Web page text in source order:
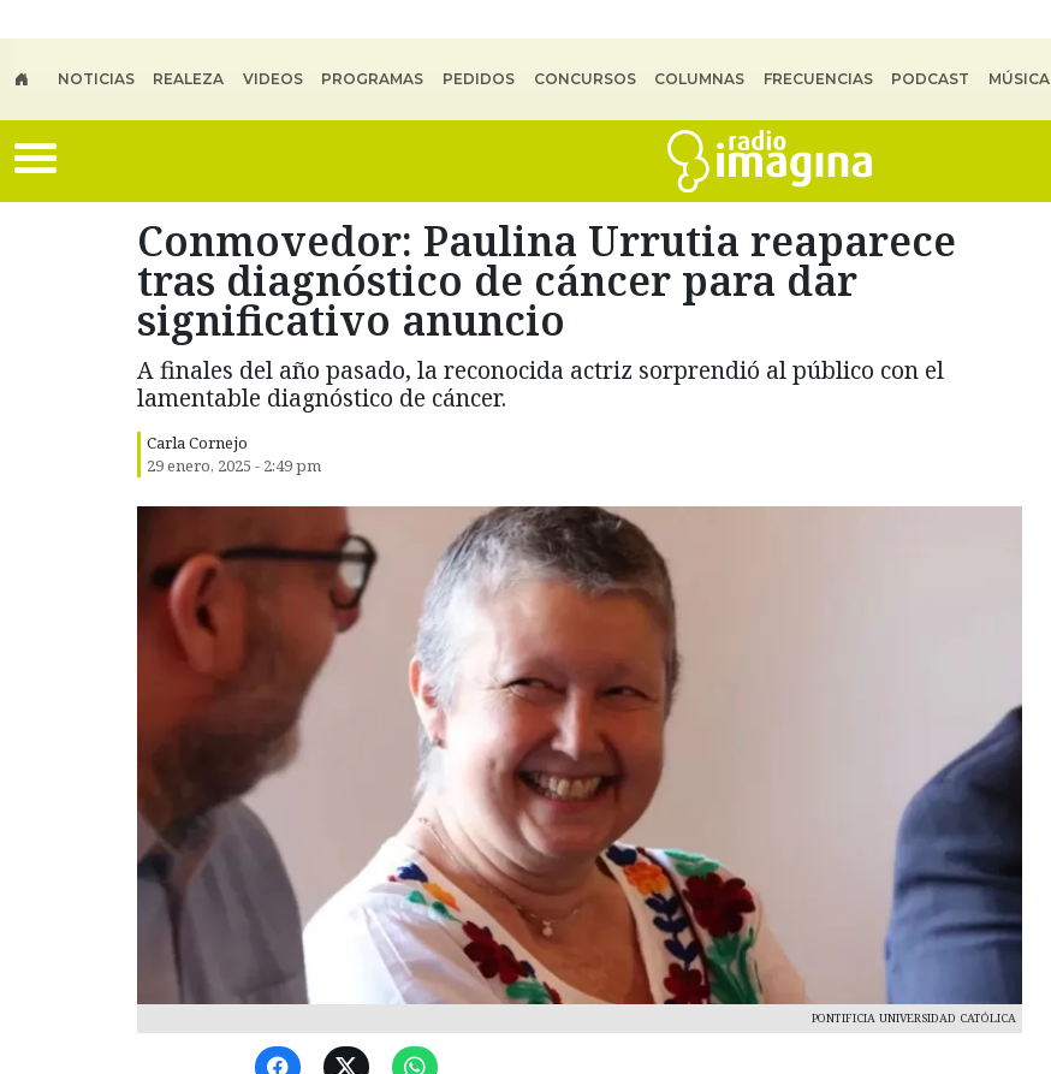
NOTICIAS REALEZA VIDEOS PROGRAMAS PEDIDOS CONCURSOS COLUMNAS FRECUENCIAS PODCAST MÚSICA
Conmovedor: Paulina Urrutia reaparece
tras diagnóstico de cáncer para dar
significativo anuncio
A finales del año pasado, la reconocida actriz sorprendió al público con el
lamentable diagnóstico de cáncer.
Carla Cornejo
29 enero, 2025 - 2:49 pm
PONTIFICIA UNIVERSIDAD CATÓLICA